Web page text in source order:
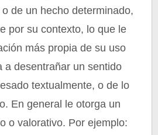
de un hecho determinado,
por su contexto, lo que le
más propia de su uso
a desentrañar un sentido
textualmente, o de lo
En general le otorga un
o valorativo. Por ejemplo: